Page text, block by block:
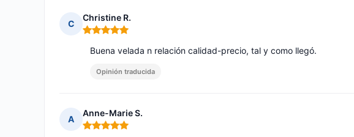
C
Christine R.
Nota: 5 de 5
Buena velada n relación calidad-precio, tal y como llegó.
Opinión traducida
A
Anne-Marie S.
Nota: 5 de 5